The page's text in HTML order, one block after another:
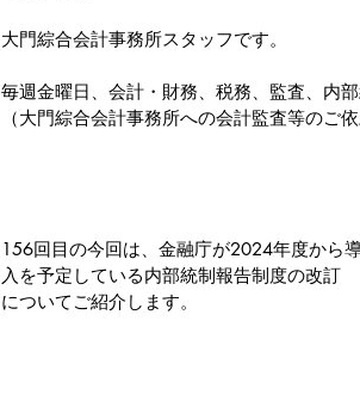
大門綜合会計事務所スタッフです。
毎週金曜日、会計・財務、税務、監査、内
（大門綜合会計事務所への会計監査等のご
156回目の今回は、金融庁が2024年度から
入を予定している内部統制報告制度の改訂
についてご紹介します。